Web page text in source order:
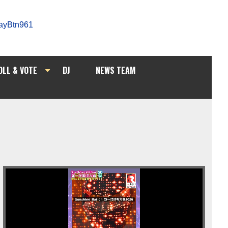
& VOTE DJ
NEWS TEAM